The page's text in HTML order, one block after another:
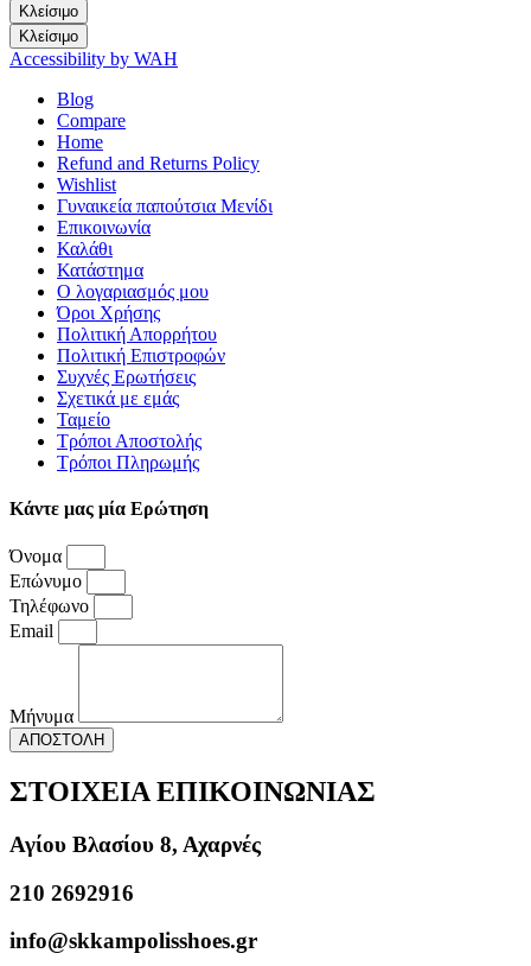
Κλείσιμο
Κλείσιμο
Accessibility by WAH
Blog
Compare
Home
Refund and Returns Policy
Wishlist
Γυναικεία παπούτσια Μενίδι
Επικοινωνία
Καλάθι
Κατάστημα
Ο λογαριασμός μου
Όροι Χρήσης
Πολιτική Απορρήτου
Πολιτική Επιστροφών
Συχνές Ερωτήσεις
Σχετικά με εμάς
Ταμείο
Τρόποι Αποστολής
Τρόποι Πληρωμής
Κάντε μας μία Ερώτηση
Όνομα
Επώνυμο
Τηλέφωνο
Email
Μήνυμα
ΑΠΟΣΤΟΛΗ
ΣΤΟΙΧΕΙΑ ΕΠΙΚΟΙΝΩΝΙΑΣ
Αγίου Βλασίου 8, Αχαρνές
210 2692916
info@skkampolisshoes.gr